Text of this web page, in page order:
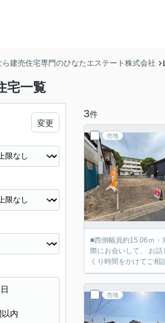
建売住宅専門のひなたエステート株式会社
宅一覧
3件
売地
■西側幅員約15.06ｍ・東側幅員約6.38ｍの公道に面します
際にお会いして、 お
売地
変更
内